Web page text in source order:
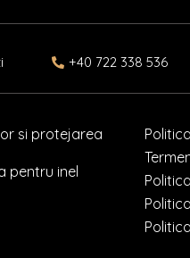
+40 722 338 536
si protejarea
pentru inel